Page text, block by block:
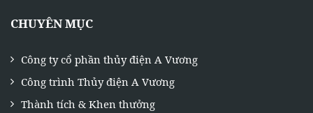
CHUYÊN MỤC
Công ty cổ phần thủy điện A Vương
Công trình Thủy điện A Vương
Thành tích & Khen thưởng